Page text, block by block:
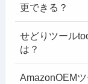
更できる？
せどりツール
は？
AmazonOEM